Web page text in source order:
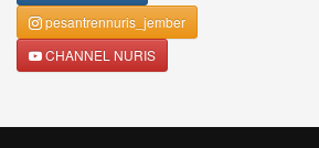
pesantrennuris_jember
CHANNEL NURIS